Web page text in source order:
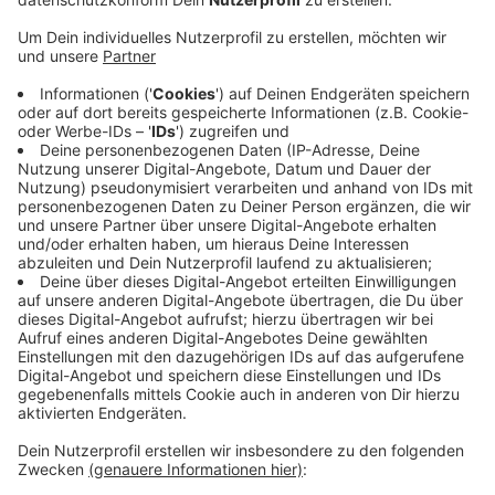
Anzeige
Vor allem gibt es immer weniger Nachwuchs, viele
Lehrstellen blieben auch im letzten Jahr unbesetzt.
Immer mehr Handwerks-Betriebe setzen aber
offenbar auch auf ausländische Fachkräfte, um
Ausbildungsplätze zu besetzen. Das zeigen jetzt
veröffentliche Zahlen der Landesstatistiker. Im Jahr
2012 gab es knapp 290 Auszubildende mit
ausländischer Staatsbürgerschaft, 2022 waren es über
400. Und das, obwohl die Gesamtzahl der Azubis im
Handwerk gesunken ist.
Anzeige